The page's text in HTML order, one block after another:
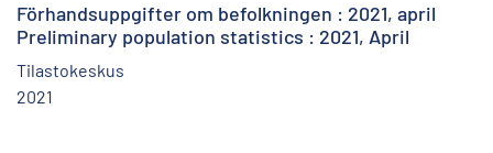
Förhandsuppgifter om befolkningen : 2021, april
Preliminary population statistics : 2021, April
Tilastokeskus
2021